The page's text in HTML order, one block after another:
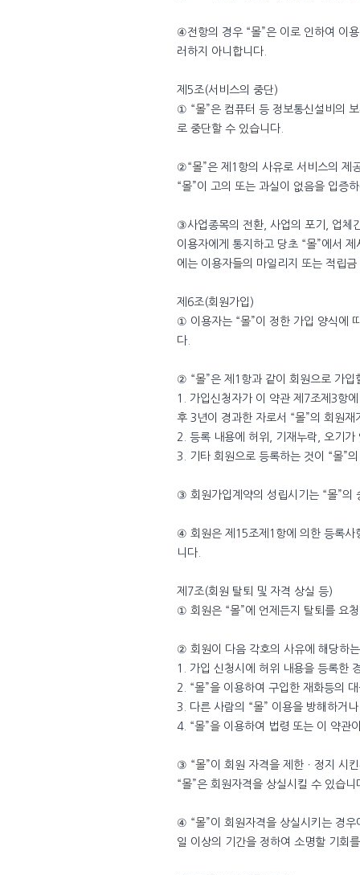
④전항의 경우 “몰”은 이로 인하여 이
러하지 아니합니다.
제5조(서비스의 중단)
① “몰”은 컴퓨터 등 정보통신설비의
로 중단할 수 있습니다.
②“몰”은 제1항의 사유로 서비스의 제
“몰”이 고의 또는 과실이 없음을 입증
③사업종목의 전환, 사업의 포기, 업체
이용자에게 통지하고 당초 “몰”에서
에는 이용자들의 마일리지 또는 적립
제6조(회원가입)
① 이용자는 “몰”이 정한 가입 양식에
다.
② “몰”은 제1항과 같이 회원으로 가입
1. 가입신청자가 이 약관 제7조제3항
후 3년이 경과한 자로서 “몰”의 회원
2. 등록 내용에 허위, 기재누락, 오기가
3. 기타 회원으로 등록하는 것이 “몰”
③ 회원가입계약의 성립시기는 “몰”의
④ 회원은 제15조제1항에 의한 등록사
니다.
제7조(회원 탈퇴 및 자격 상실 등)
① 회원은 “몰”에 언제든지 탈퇴를 요
② 회원이 다음 각호의 사유에 해당하
1. 가입 신청시에 허위 내용을 등록한
2. “몰”을 이용하여 구입한 재화등의
3. 다른 사람의 “몰” 이용을 방해하거
4. “몰”을 이용하여 법령 또는 이 약관
③ “몰”이 회원 자격을 제한ㆍ정지 시
“몰”은 회원자격을 상실시킬 수 있습니
④ “몰”이 회원자격을 상실시키는 경
일 이상의 기간을 정하여 소명할 기회